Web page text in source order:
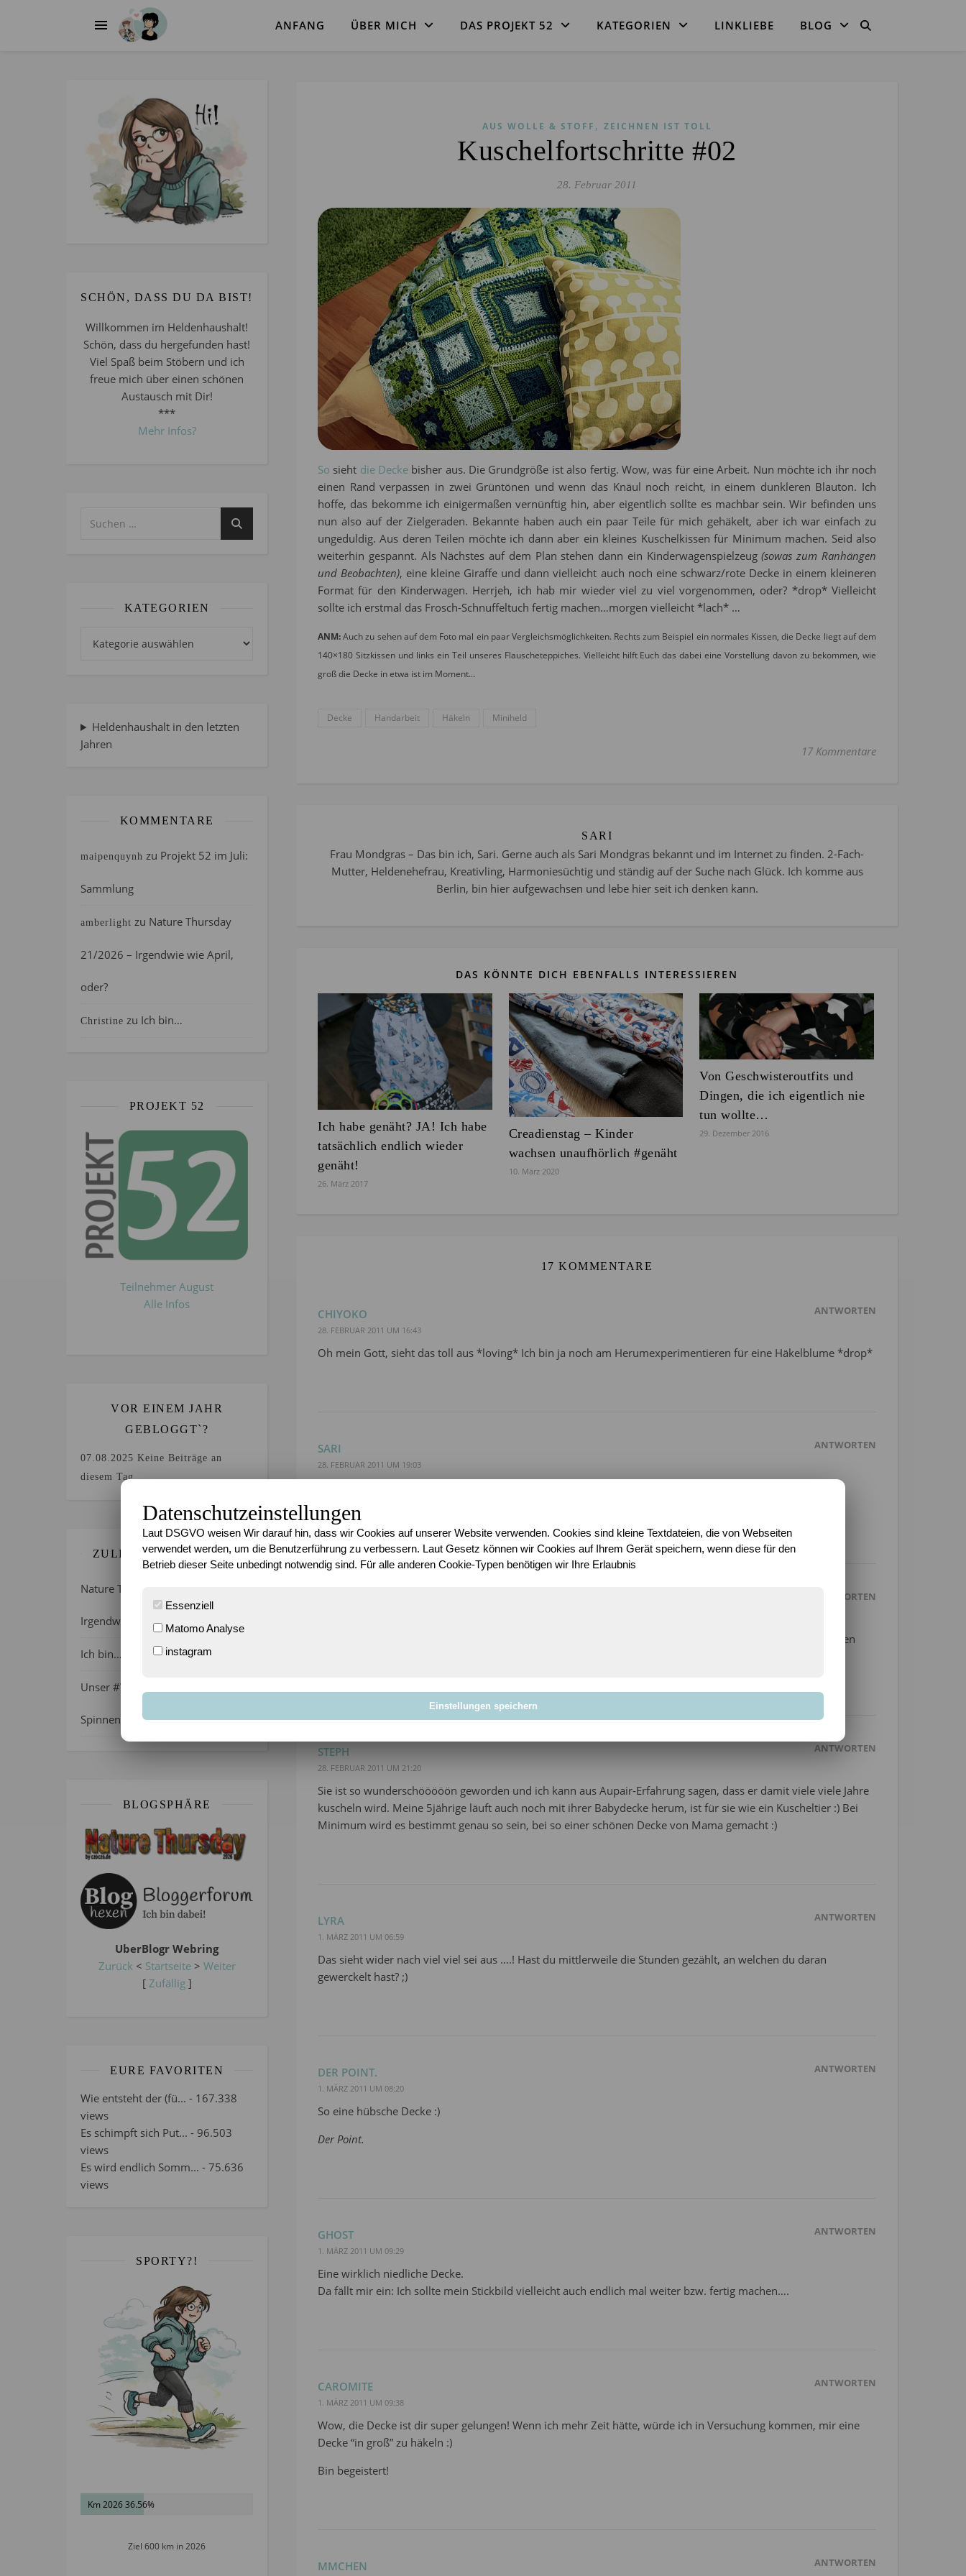
ANFANG ÜBER MICH DAS PROJEKT 52 KATEGORIEN LINKLIEBE BLOG
SCHÖN, DASS DU DA BIST!
Willkommen im Heldenhaushalt!
Schön, dass du hergefunden hast!
Viel Spaß beim Stöbern und ich
freue mich über einen schönen
Austausch mit Dir!
***
Mehr Infos?
KATEGORIEN
Heldenhaushalt in den letzten
Jahren
KOMMENTARE
maipenquynh zu Projekt 52 im Juli:
Sammlung
amberlight zu Nature Thursday
21/2026 – Irgendwie wie April,
oder?
Christine zu Ich bin…
PROJEKT 52
Teilnehmer August
Alle Infos
VOR EINEM JAHR
GEBLOGGT`?
07.08.2025 Keine Beiträge an
diesem Tag.
ZULETZT GEBLOGGT…
Nature Thursday 21/2026 –
Irgendwie wie April, oder?
Ich bin…
Unser #WIB am 01./02.08.2026 –
Spinnenalarm!
BLOGSPHÄRE
UberBlogr Webring
Zurück < Startseite> Weiter
[ Zufällig]
EURE FAVORITEN
Wie entsteht der (fü... - 167.338
views
Es schimpft sich Put... - 96.503
views
Es wird endlich Somm... - 75.636
views
SPORTY?!
Km 2026 36.56%
Ziel 600 km in 2026
AUS WOLLE & STOFF , ZEICHNEN IST TOLL
Kuschelfortschritte #02
28. Februar 2011
So sieht die Decke bisher aus. Die Grundgröße ist also fertig. Wow, was für eine Arbeit. Nun möchte ich ihr noch
einen Rand verpassen in zwei Grüntönen und wenn das Knäul noch reicht, in einem dunkleren Blauton. Ich
hoffe, das bekomme ich einigermaßen vernünftig hin, aber eigentlich sollte es machbar sein. Wir befinden uns
nun also auf der Zielgeraden. Bekannte haben auch ein paar Teile für mich gehäkelt, aber ich war einfach zu
ungeduldig. Aus deren Teilen möchte ich dann aber ein kleines Kuschelkissen für Minimum machen. Seid also
weiterhin gespannt. Als Nächstes auf dem Plan stehen dann ein Kinderwagenspielzeug(sowas zum Ranhängen
und Beobachten), eine kleine Giraffe und dann vielleicht auch noch eine schwarz/rote Decke in einem kleineren
Format für den Kinderwagen. Herrjeh, ich hab mir wieder viel zu viel vorgenommen, oder? *drop* Vielleicht
sollte ich erstmal das Frosch-Schnuffeltuch fertig machen…morgen vielleicht *lach* …
ANM:Auch zu sehen auf dem Foto mal ein paar Vergleichsmöglichkeiten. Rechts zum Beispiel ein normales Kissen, die Decke liegt auf dem
140×180 Sitzkissen und links ein Teil unseres Flauscheteppiches. Vielleicht hilft Euch das dabei eine Vorstellung davon zu bekommen, wie
groß die Decke in etwa ist im Moment…
Decke Handarbeit Häkeln Miniheld
17 Kommentare
SARI
Frau Mondgras – Das bin ich, Sari. Gerne auch als Sari Mondgras bekannt und im Internet zu finden. 2-Fach-
Mutter, Heldenehefrau, Kreativling, Harmoniesüchtig und ständig auf der Suche nach Glück. Ich komme aus
Berlin, bin hier aufgewachsen und lebe hier seit ich denken kann.
DAS KÖNNTE DICH EBENFALLS INTERESSIEREN
Ich habe genäht? JA! Ich habe
tatsächlich endlich wieder
genäht!
26. März 2017
Creadienstag – Kinder
wachsen unaufhörlich #genäht
10. März 2020
Von Geschwisteroutfits und
Dingen, die ich eigentlich nie
tun wollte…
29. Dezember 2016
17 KOMMENTARE
CHIYOKO
28. FEBRUAR 2011 UM 16:43
ANTWORTEN
Oh mein Gott, sieht das toll aus *loving* Ich bin ja noch am Herumexperimentieren für eine Häkelblume *drop*
SARI
28. FEBRUAR 2011 UM 19:03
ANTWORTEN
ANTWORTEN
ich finde die Decke ist jetzt schon wirklich schön. *omg* Wenn dein Minimum dann so groß ist, das er laufen
STEPH
28. FEBRUAR 2011 UM 21:20
ANTWORTEN
Sie ist so wunderschööööön geworden und ich kann aus Aupair-Erfahrung sagen, dass er damit viele viele Jahre
kuscheln wird. Meine 5jährige läuft auch noch mit ihrer Babydecke herum, ist für sie wie ein Kuscheltier :) Bei
Minimum wird es bestimmt genau so sein, bei so einer schönen Decke von Mama gemacht :)
LYRA
1. MÄRZ 2011 UM 06:59
ANTWORTEN
Das sieht wider nach viel viel sei aus ….! Hast du mittlerweile die Stunden gezählt, an welchen du daran
gewerckelt hast? ;)
DER POINT.
1. MÄRZ 2011 UM 08:20
ANTWORTEN
So eine hübsche Decke :)
Der Point.
GHOST
1. MÄRZ 2011 UM 09:29
ANTWORTEN
Eine wirklich niedliche Decke.
Da fällt mir ein: Ich sollte mein Stickbild vielleicht auch endlich mal weiter bzw. fertig machen….
CAROMITE
1. MÄRZ 2011 UM 09:38
ANTWORTEN
Wow, die Decke ist dir super gelungen! Wenn ich mehr Zeit hätte, würde ich in Versuchung kommen, mir eine
Decke “in groß” zu häkeln :)
Bin begeistert!
MMCHEN ANTWORTEN
Datenschutzeinstellungen
Laut DSGVO weisen Wir darauf hin, dass wir Cookies auf unserer Website verwenden. Cookies sind kleine Textdateien, die von Webseiten
verwendet werden, um die Benutzerführung zu verbessern. Laut Gesetz können wir Cookies auf Ihrem Gerät speichern, wenn diese für den
Betrieb dieser Seite unbedingt notwendig sind. Für alle anderen Cookie-Typen benötigen wir Ihre Erlaubnis
Essenziell
Matomo Analyse
instagram
Einstellungen speichern